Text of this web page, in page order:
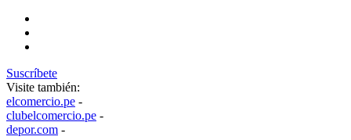
Suscríbete
Visite también:
elcomercio.pe -
clubelcomercio.pe -
depor.com -